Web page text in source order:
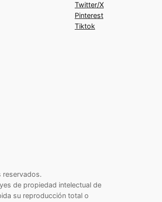
Twitter/X
Pinterest
Tiktok
reservados.
de propiedad intelectual de
su reproducción total o